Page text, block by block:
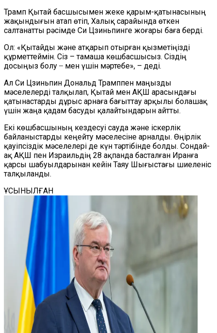
Трамп Қытай басшысымен жеке қарым-қатынасының
жақындығын атап өтіп, Халық сарайында өткен
салтанатты рәсімде Си Цзиньпинге жоғары баға берді.
Ол: «Қытайды және атқарып отырған қызметіңізді
құрметтеймін. Сіз – тамаша көшбасшысыз. Сіздің
досыңыз болу ̶ мен үшін мәртебе», – деді.
Ал Си Цзиньпин Дональд Трамппен маңызды
мәселелерді талқылап, Қытай мен АҚШ арасындағы
қатынастарды дұрыс арнаға бағыттау арқылы болашақ
үшін жаңа қадам басуды қалайтындарын айтты.
Екі көшбасшының кездесуі сауда және іскерлік
байланыстарды кеңейту мәселесіне арналды. Өңірлік
қауіпсіздік мәселелері де күн тәртібінде болды. Сондай-
ақ АҚШ пен Израильдің 28 ақпанда басталған Иранға
қарсы шабуылдарынан кейін Таяу Шығыстағы шиеленіс
талқыланды.
ҰСЫНЫЛҒАН